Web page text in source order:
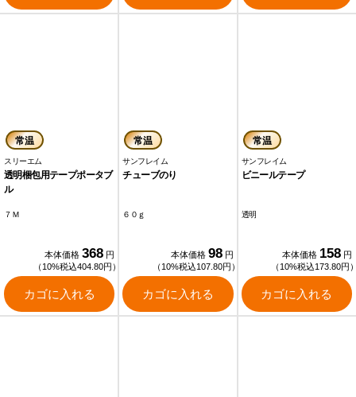
常温
スリーエム
透明梱包用テープポータブ
ル
７Ｍ
本体価格 368 円
（10%税込404.80円）
カゴに入れる
常温
サンフレイム
チューブのり
６０ｇ
本体価格 98 円
（10%税込107.80円）
カゴに入れる
常温
サンフレイム
ビニールテープ
透明
本体価格 158 円
（10%税込173.80円
カゴに入れる